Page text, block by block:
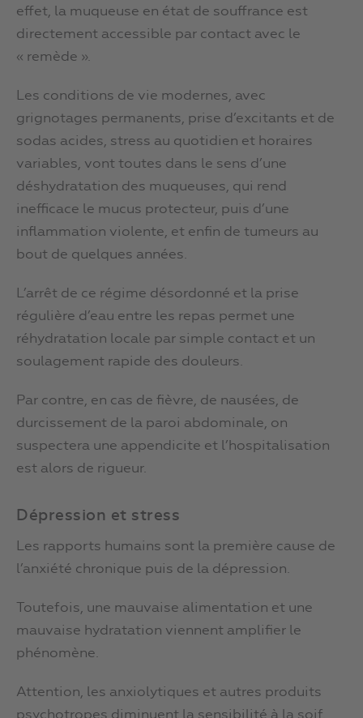
effet, la muqueuse en état de souffrance est
directement accessible par contact avec le
« remède ».
Les conditions de vie modernes, avec
grignotages permanents, prise d’excitants et de
sodas acides, stress au quotidien et horaires
variables, vont toutes dans le sens d’une
déshydratation des muqueuses, qui rend
inefficace le mucus protecteur, puis d’une
inflammation violente, et enfin de tumeurs au
bout de quelques années.
L’arrêt de ce régime désordonné et la prise
régulière d’eau entre les repas permet une
réhydratation locale par simple contact et un
soulagement rapide des douleurs.
Par contre, en cas de fièvre, de nausées, de
durcissement de la paroi abdominale, on
suspectera une appendicite et l’hospitalisation
est alors de rigueur.
Dépression et stress
Les rapports humains sont la première cause de
l’anxiété chronique puis de la dépression.
Toutefois, une mauvaise alimentation et une
mauvaise hydratation viennent amplifier le
phénomène.
Attention, les anxiolytiques et autres produits